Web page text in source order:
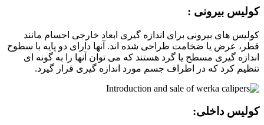
کولیس بیرونی :
کولیس های بیرونی برای اندازه گیری ابعاد خارجی اجسام مانند
قطر، عرض یا ضخامت طراحی شده اند. آنها دارای دو پایه با سطوح
اندازه گیری مسطح یا گرد هستند که می توان آنها را به گونه ای
تنظیم کرد که در اطراف جسم مورد اندازه گیری قرار گیرد.
کولیس داخلی: